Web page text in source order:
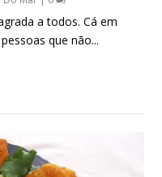
a todos. Cá em
que não...